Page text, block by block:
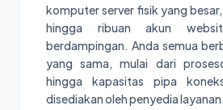
komputer server fisik yang
hingga ribuan akun
berdampingan. Anda semua
yang sama, mulai dari
hingga kapasitas pipa
disediakan oleh penyedia layanan.